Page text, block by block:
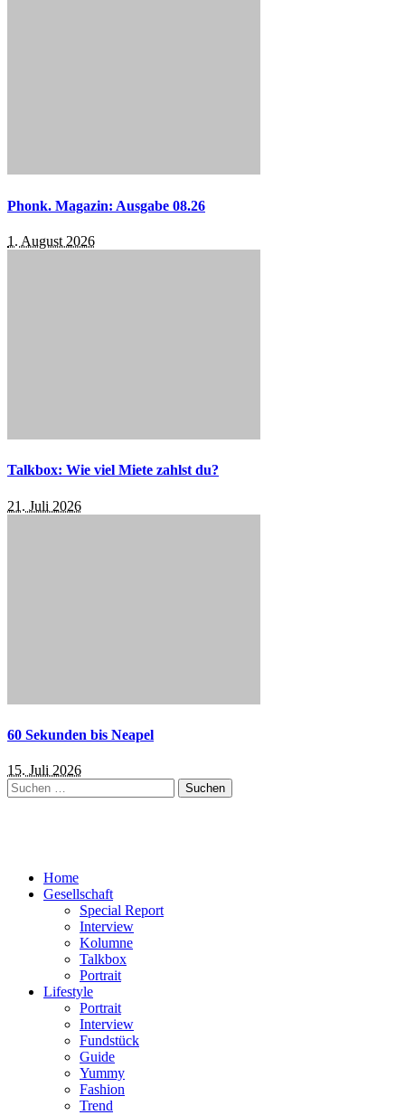
Phonk. Magazin: Ausgabe 08.26
1. August 2026
Talkbox: Wie viel Miete zahlst du?
21. Juli 2026
60 Sekunden bis Neapel
15. Juli 2026
Suchen
nach:
Home
Gesellschaft
Special Report
Interview
Kolumne
Talkbox
Portrait
Lifestyle
Portrait
Interview
Fundstück
Guide
Yummy
Fashion
Trend